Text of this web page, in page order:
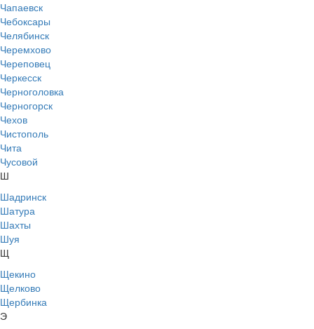
Чапаевск
Чебоксары
Челябинск
Черемхово
Череповец
Черкесск
Черноголовка
Черногорск
Чехов
Чистополь
Чита
Чусовой
Ш
Шадринск
Шатура
Шахты
Шуя
Щ
Щекино
Щелково
Щербинка
Э